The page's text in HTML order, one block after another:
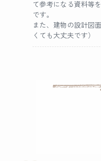
て参考になる資料等
です。
また、建物の設計図
くても大丈夫です）